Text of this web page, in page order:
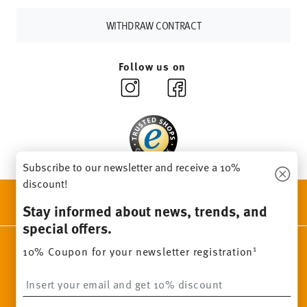
For returns, please use ourreturns service
WITHDRAW CONTRACT
Follow us on
Beauty & functionality for your home
Homepage General terms and conditions
Privacy policy
Subscribe to our newsletter and receive a 10%
discount!
Stay informed about news, trends, and
special offers.
10% Coupon for your newsletter registration1